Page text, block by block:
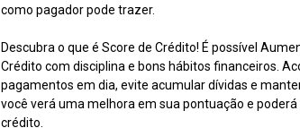
como pagador pode trazer.
Descubra o que é Score de Crédito! É possível
Crédito com disciplina e bons hábitos financeiros.
pagamentos em dia, evite acumular dívidas e
você verá uma melhora em sua pontuação e
crédito.